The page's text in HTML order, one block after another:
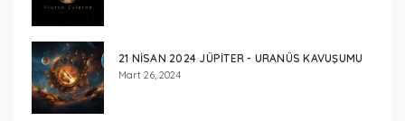
21 NISAN 2024 JÜPITER - URANÜS KAVUŞUMU
Mart 26, 2024